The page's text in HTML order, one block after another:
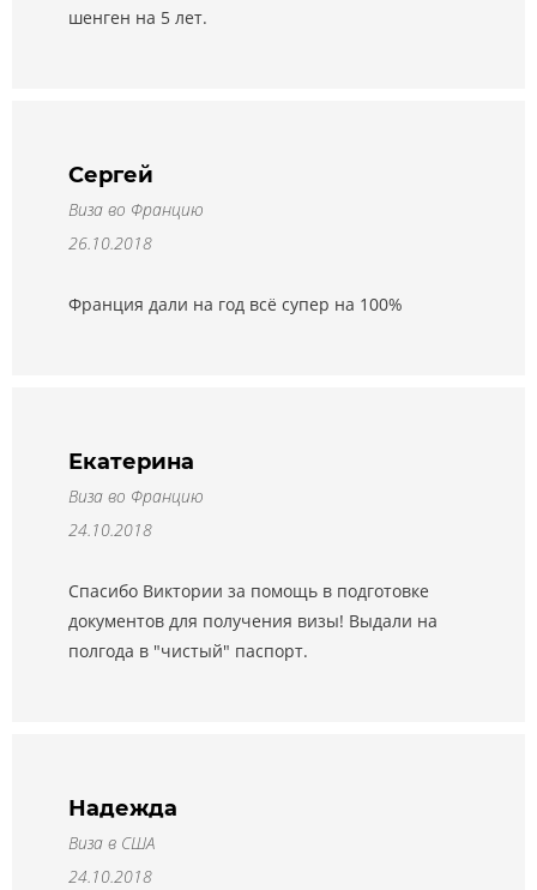
шенген на 5 лет.
Сергей
Виза во Францию
26.10.2018
Франция дали на год всё супер на 100%
Екатерина
Виза во Францию
24.10.2018
Спасибо Виктории за помощь в подготовке
документов для получения визы! Выдали на
полгода в "чистый" паспорт.
Надежда
Виза в США
24.10.2018